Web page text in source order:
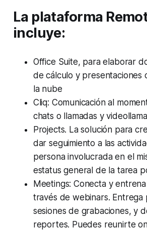
La plataforma
incluye:
Office Suite, para elaborar
de cálculo y presentaciones
la nube
Cliq: Comunicación al
chats o llamadas y
Projects. La solución para
dar seguimiento a las
persona involucrada en el
estatus general de la tarea
Meetings: Conecta y
través de webinars. Entrega
sesiones de grabaciones, y
reportes. Puedes reunirte